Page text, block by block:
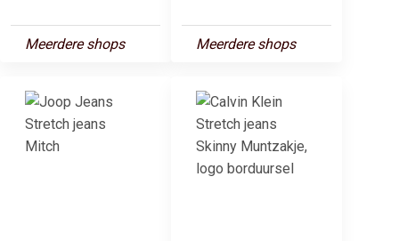
Meerdere shops Meerdere shops